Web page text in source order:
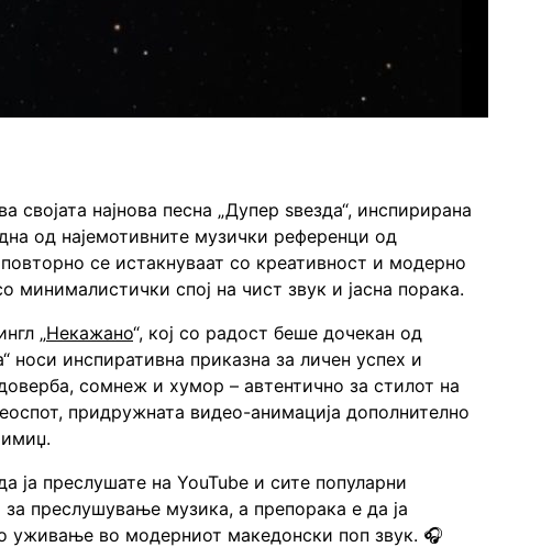
својата најнова песна „Дупер ѕвезда“, инспирирана
од најемотивните музички референци од
се истакнуваат со креативност и модерно
минималистички спој на чист звук и јасна порака.
„Некажано“, кој со радост беше дочекан од
носи инспиративна приказна за личен успех и
сомнеж и хумор – автентично за стилот на
придружната видео-анимација дополнително
ја преслушате на YouTube и сите популарни
преслушување музика, а препорака е да ја
уживање во модерниот македонски поп звук. 🎧